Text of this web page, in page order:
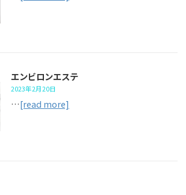
エンビロンエステ
2023年2月20日
…[read more]